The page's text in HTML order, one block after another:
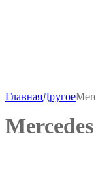
ГлавнаяДругое